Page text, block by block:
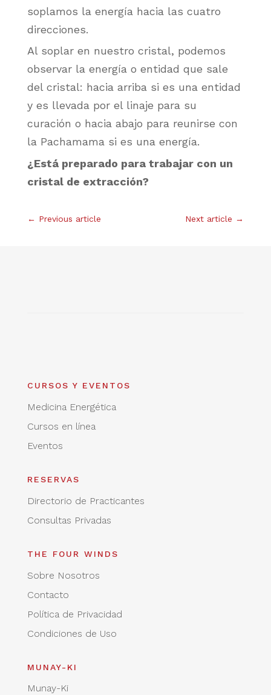
soplamos la energía hacia las cuatro
direcciones.
Al soplar en nuestro cristal, podemos
observar la energía o entidad que sale
del cristal: hacia arriba si es una entidad
y es llevada por el linaje para su
curación o hacia abajo para reunirse con
la Pachamama si es una energía.
¿Está preparado para trabajar con un
cristal de extracción?
← Previous article Next article →
CURSOS Y EVENTOS
Medicina Energética
Cursos en línea
Eventos
RESERVAS
Directorio de Practicantes
Consultas Privadas
THE FOUR WINDS
Sobre Nosotros
Contacto
Política de Privacidad
Condiciones de Uso
MUNAY-KI
Munay-Ki